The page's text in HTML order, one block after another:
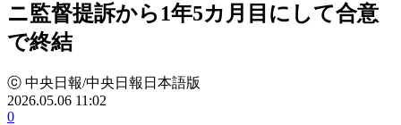
ニ監督提訴から1年5カ月目にして合意
で終結
ⓒ 中央日報/中央日報日本語版
2026.05.06 11:02
0